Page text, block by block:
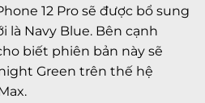
12 Pro sẽ được bổ sung
Navy Blue. Bên cạnh
biết phiên bản này sẽ
Green trên thế hệ